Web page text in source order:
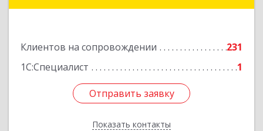
Клиентов на сопровождении
231
1С:Специалист
1
Отправить заявку
Показать контакты
Подробнее
Отправить заявку
Назад